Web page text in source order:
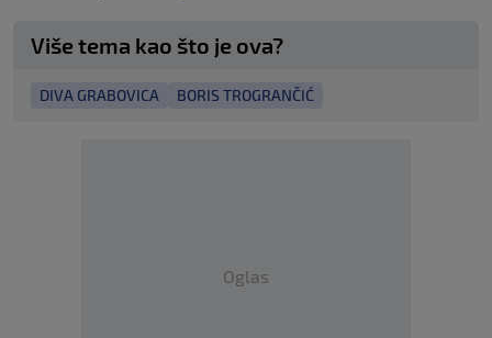
Više tema kao što je ova?
DIVA GRABOVICA BORIS TROGRANČIĆ
Oglas